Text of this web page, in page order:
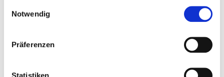
Notwendig
Präferenzen
(m/w/d)
84066 Mallersdorf-Pfaffenberg
Anfahrt